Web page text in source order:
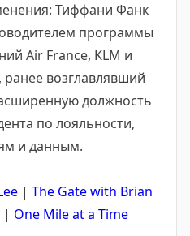
Тиффани Фанк
программы
Air France, KLM и
возглавлявший
должность
по лояльности,
и данным.
| The Gate with Brian
| One Mile at a Time